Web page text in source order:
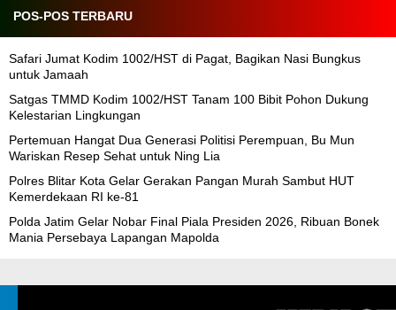
POS-POS TERBARU
Safari Jumat Kodim 1002/HST di Pagat, Bagikan Nasi Bungkus
untuk Jamaah
Satgas TMMD Kodim 1002/HST Tanam 100 Bibit Pohon Dukung
Kelestarian Lingkungan
Pertemuan Hangat Dua Generasi Politisi Perempuan, Bu Mun
Wariskan Resep Sehat untuk Ning Lia
Polres Blitar Kota Gelar Gerakan Pangan Murah Sambut HUT
Kemerdekaan RI ke-81
Polda Jatim Gelar Nobar Final Piala Presiden 2026, Ribuan Bonek
Mania Persebaya Lapangan Mapolda